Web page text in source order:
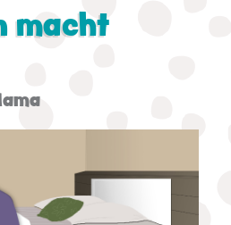
macht